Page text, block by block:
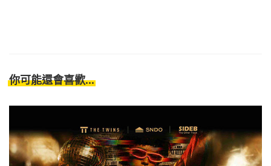
你可能還會喜歡...